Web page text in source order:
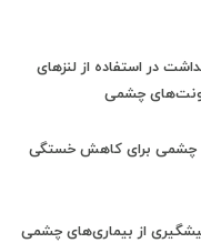
در استفاده از لنزهای
چشمی
چشمی برای کاهش خستگی
از بیماری‌های چشمی